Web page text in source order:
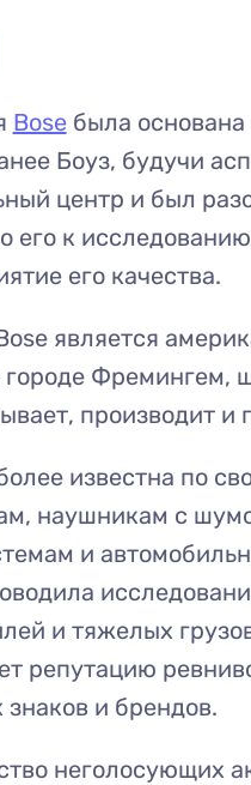
Boseбыла основана
Боуз, будучи
центр и был
его к
его качества.
является
Фремингем,
производит и
известна по
наушникам с
и
и тяжелых
репутацию
знаков и брендов.
неголосующих